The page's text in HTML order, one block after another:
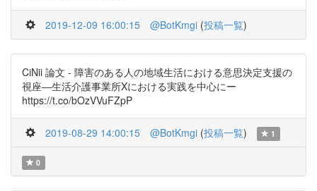
2019-12-09 16:00:15 @BotKmgi (投稿一覧)
CiNii 論文 - 障害のある人の地域生活における意思決定支援の
視座―生活介護事業所Xにおける実践を中心にー
https://t.co/bOzVVuFZpP
2019-08-29 14:00:15 @BotKmgi (投稿一覧) 1
0